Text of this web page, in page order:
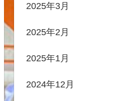
2025年3月
2025年2月
2025年1月
2024年12月